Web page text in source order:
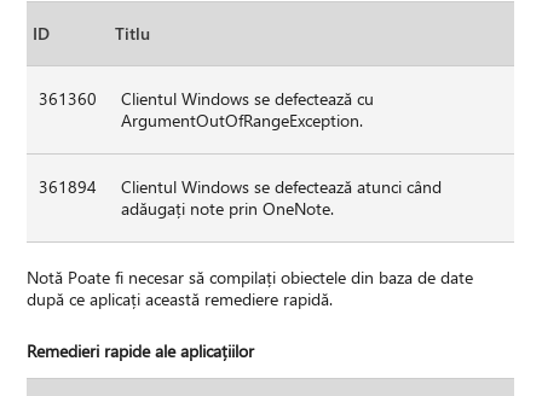
ID Titlu
361360
Clientul Windows se defectează cu
ArgumentOutOfRangeException.
361894
Clientul Windows se defectează atunci când
adăugați note prin OneNote.
Notă Poate fi necesar să compilați obiectele din baza de date
după ce aplicați această remediere rapidă.
Remedieri rapide ale aplicațiilor